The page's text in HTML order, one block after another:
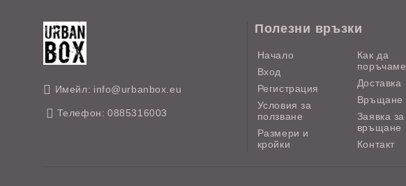
Имейл: info@urbanbox.eu
Телефон: 0885316003
Полезни връзки
Начало
Вход
Регистрация
Условия за
ползване
Размери и
кройки
Как да
поръчаме
Доставка
Връщане
Заявка за
връщане
Контакт